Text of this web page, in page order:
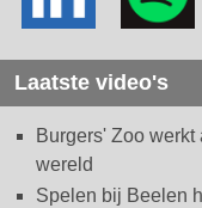
Laatste video's
Burgers' Zoo
wereld
Spelen bij Beelen